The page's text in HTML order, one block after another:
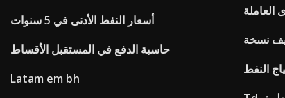
أسعار النفط الأدنى في 5 سنوات
حاسبة الدفع في المستقبل الأقساط
Latam em bh
العاملة
نسخة
النفط